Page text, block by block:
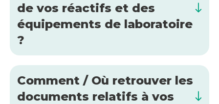
de vos réactifs et des
équipements de laboratoire
?
Comment / Où retrouver les
documents relatifs à vos